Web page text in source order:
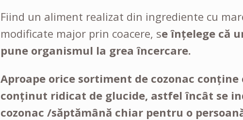
Fiind un aliment realizat din ingrediente cu
modificate major prin coacere, se înțelege că
pune organismul la grea încercare.
Aproape orice sortiment de cozonac conține
conținut ridicat de glucide, astfel încât se
cozonac /săptămână chiar pentru o